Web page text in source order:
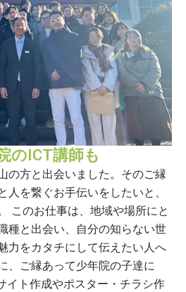
のICT講師も
の方と出会いました。そのご縁
人を繋ぐお手伝いをしたいと、
このお仕事は、地域や場所にと
種と出会い、自分の知らない世
力をカタチにして伝えたい人へ
、ご縁あって少年院の子達に
イト作成やポスター・チラシ作